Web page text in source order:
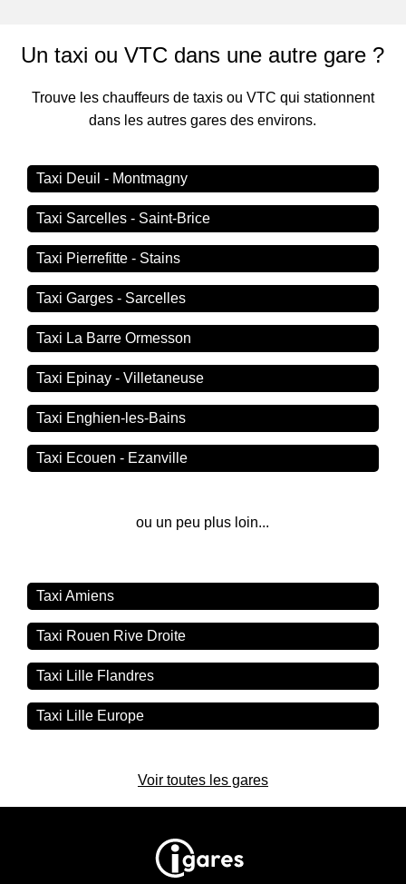
Un taxi ou VTC dans une autre gare ?
Trouve les chauffeurs de taxis ou VTC qui stationnent
dans les autres gares des environs.
Taxi Deuil - Montmagny
Taxi Sarcelles - Saint-Brice
Taxi Pierrefitte - Stains
Taxi Garges - Sarcelles
Taxi La Barre Ormesson
Taxi Epinay - Villetaneuse
Taxi Enghien-les-Bains
Taxi Ecouen - Ezanville
ou un peu plus loin...
Taxi Amiens
Taxi Rouen Rive Droite
Taxi Lille Flandres
Taxi Lille Europe
Voir toutes les gares